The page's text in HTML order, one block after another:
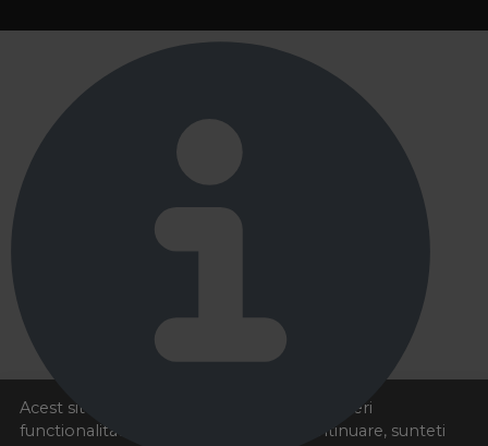
Acest site foloseste cookies pentru a va oferi
functionalitatea dorita. Navigand in continuare, sunteti